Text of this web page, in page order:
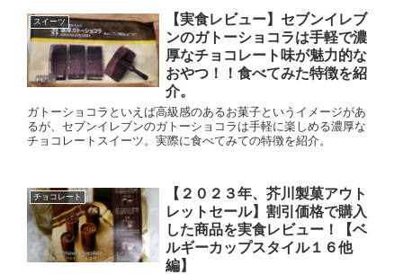
スイーツ
【実食レビュー】セブンイレブ
ンのガトーショコラは手軽で濃
厚なチョコレート味が魅力的な
おやつ！！食べてみた特徴を紹
介。
ガトーショコラといえば高級感のあるお菓子というイメージがあ
るが、セブンイレブンのガトーショコラは手軽に楽しめる濃厚な
チョコレートスイーツ。実際に食べてみての特徴を紹介。
チョコレート
【２０２３年、芥川製菓アウト
レットセール】割引価格で購入
した商品を実食レビュー！【ベ
ルギーカップスタイル１６他
編】